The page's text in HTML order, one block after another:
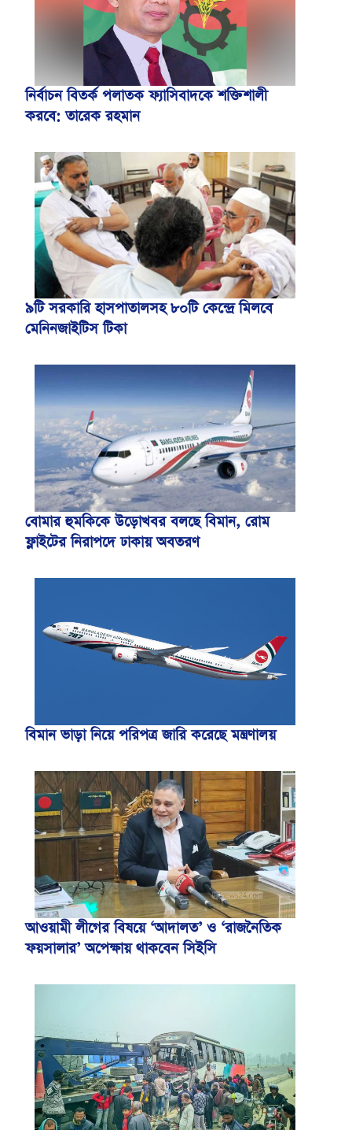
নির্বাচন বিতর্ক পলাতক ফ্যাসিবাদকে শক্তিশালী
করবে: তারেক রহমান
৯টি সরকারি হাসপাতালসহ ৮০টি কেন্দ্রে মিলবে
মেনিনজাইটিস টিকা
বোমার হুমকিকে উড়োখবর বলছে বিমান, রোম
ফ্লাইটের নিরাপদে ঢাকায় অবতরণ
বিমান ভাড়া নিয়ে পরিপত্র জারি করেছে মন্ত্রণালয়
আওয়ামী লীগের বিষয়ে ‘আদালত’ ও ‘রাজনৈতিক
ফয়সালার’ অপেক্ষায় থাকবেন সিইসি